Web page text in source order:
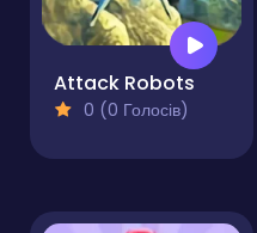
Attack Robots
0 (0 Голосів)